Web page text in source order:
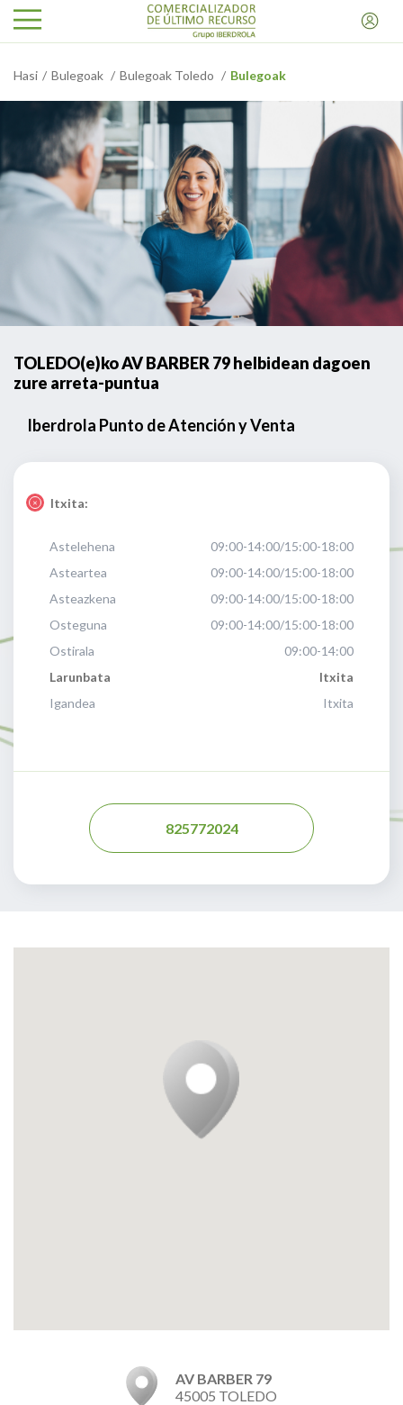
Hasi Bulegoak Bulegoak Toledo Bulegoak
TOLEDO(e)ko AV BARBER 79 helbidean dagoen
zure arreta-puntua
Iberdrola Punto de Atención y Venta
Itxita:
Astelehena
09:00-14:00/15:00-18:00
Asteartea
09:00-14:00/15:00-18:00
Asteazkena
09:00-14:00/15:00-18:00
Osteguna
09:00-14:00/15:00-18:00
Ostirala
09:00-14:00
Larunbata
Itxita
Igandea
Itxita
825772024
AV BARBER 79
45005 TOLEDO